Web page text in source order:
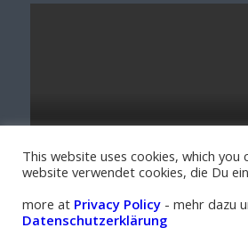
This website uses cookies, which you
website verwendet cookies, die Du
more at Privacy Policy - mehr dazu
Datenschutzerklärung